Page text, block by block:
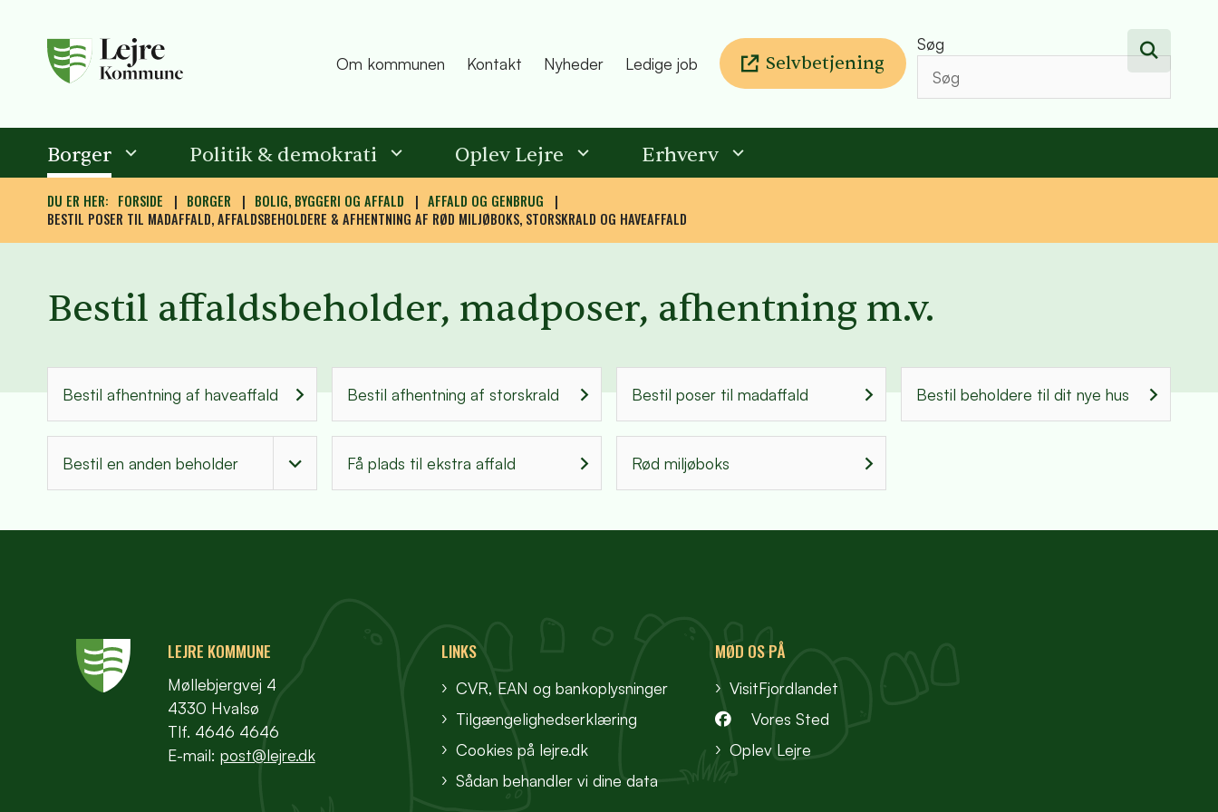
Om kommunen Kontakt Nyheder Ledige job Selvbetjening
Søg
Borger Politik & demokrati Oplev Lejre Erhverv
DU ER HER: FORSIDE BORGER BOLIG, BYGGERI OG AFFALD
AFFALD OG GENBRUG
BESTIL POSER TIL MADAFFALD, AFFALDSBEHOLDERE & AFHENTNING AF RØD MILJØBOKS, STORSKRALD OG HAVEAFFALD
Bestil affaldsbeholder, madposer, afhentning m.v.
Bestil afhentning af haveaffald Bestil afhentning af storskrald Bestil poser til madaffald Bestil beholdere til dit nye hus
Bestil en anden beholder Få plads til ekstra affald Rød miljøboks
LEJRE KOMMUNE
Møllebjergvej 4
4330 Hvalsø
Tlf. 4646 4646
E-mail: post@lejre.dk
LINKS
CVR, EAN og bankoplysninger
Tilgængelighedserklæring
Cookies på lejre.dk
Sådan behandler vi dine data
MØD OS PÅ
VisitFjordlandet
Vores Sted
Oplev Lejre